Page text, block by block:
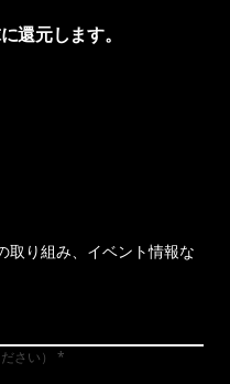
還元します。
取り組み、イベント情報な
さい）